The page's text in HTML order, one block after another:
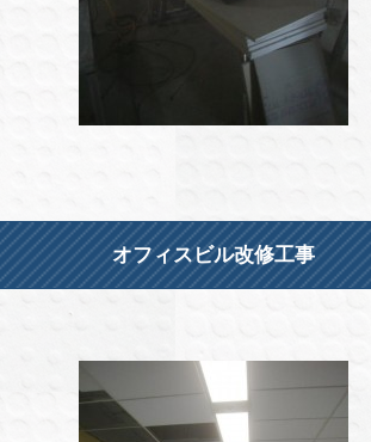
オフィスビル改修工事